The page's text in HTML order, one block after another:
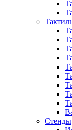
Стенды